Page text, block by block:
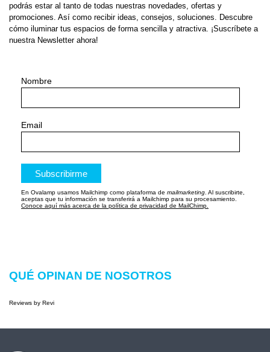
podrás estar al tanto de todas nuestras novedades, ofertas y
promociones. Así como recibir ideas, consejos, soluciones. Descubre
cómo iluminar tus espacios de forma sencilla y atractiva. ¡Suscríbete a
nuestra Newsletter ahora!
Nombre
Email
En Ovalamp usamos Mailchimp como plataforma de mailmarketing . Al suscribirte,
aceptas que tu información se transferirá a Mailchimp para su procesamiento.
Conoce aquí más acerca de la política de privacidad de MailChimp.
QUÉ OPINAN DE NOSOTROS
Reviews by Revi